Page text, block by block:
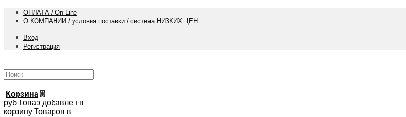
ОПЛАТА / On-Line
О КОМПАНИИ / условия поставки / система НИЗКИХ ЦЕН
Вход
Регистрация
Корзина 0
руб Товар добавлен в
корзину Товаров в